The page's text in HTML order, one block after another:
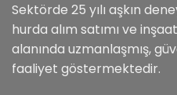
Sektörde 25 yılı aşkın
hurda alım satımı ve
alanında uzmanlaşmış,
faaliyet göstermektedir.